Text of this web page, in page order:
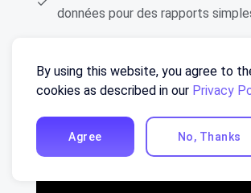
données pour des rapports
logiciels d’analyse
By using this website, you agree to
cookies as described in our Privacy
Agree No, Thanks